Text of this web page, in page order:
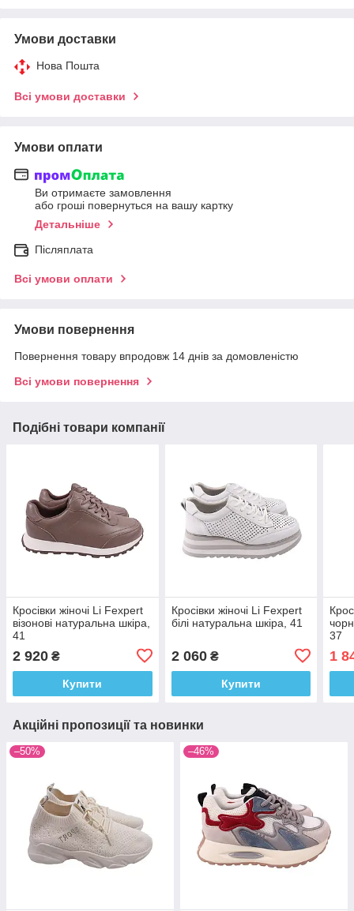
Умови доставки
Нова Пошта
Всі умови доставки
Умови оплати
Ви отримаєте замовлення
або гроші повернуться на вашу картку
Детальніше
Післяплата
Всі умови оплати
Умови повернення
Повернення товару впродовж 14 днів за домовленістю
Всі умови повернення
Подібні товари компанії
Кросівки жіночі Li Fexpert
візонові натуральна шкіра,
41
2 920 ₴
Купити
Кросівки жіночі Li Fexpert
білі натуральна шкіра, 41
2 060₴
Купити
37
1
Акційні пропозиції та новинки
–50% –46%